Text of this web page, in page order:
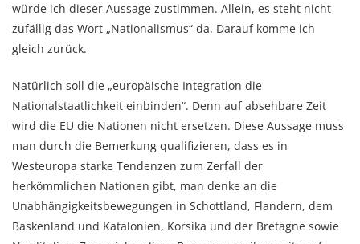
würde ich dieser Aussage zustimmen. Allein, es steht nicht
zufällig das Wort „Nationalismus“ da. Darauf komme ich
gleich zurück.
Natürlich soll die „europäische Integration die
Nationalstaatlichkeit einbinden“. Denn auf absehbare Zeit
wird die EU die Nationen nicht ersetzen. Diese Aussage muss
man durch die Bemerkung qualifizieren, dass es in
Westeuropa starke Tendenzen zum Zerfall der
herkömmlichen Nationen gibt, man denke an die
Unabhängigkeitsbewegungen in Schottland, Flandern, dem
Baskenland und Katalonien, Korsika und der Bretagne sowie